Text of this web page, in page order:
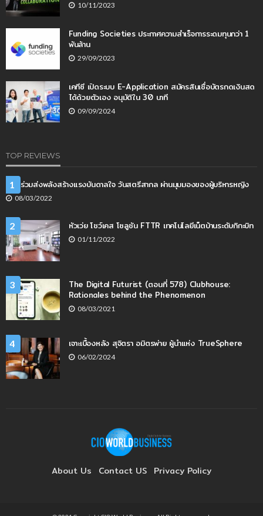
10/11/2023
Funding Societies ประกาศความสำเร็จการระดมทุนกว่า 1
พันล้าน
29/09/2023
เคทีซี เปิดระบบ E-Application สมัครสินเชื่อบัตรกดเงินสด
ได้ด้วยตัวเอง อนุมัติใน 30 นาที
09/09/2024
TOP REVIEWS
1
AIS ร่วมส่งพลังสร้างแรงบันดาลใจ วันสตรีสากล ผ่านมุมมองของผู้บริหารหญิง
08/03/2022
2 หัวเว่ย โชว์เคส โซลูชัน FTTR เทคโนโลยีเน็ตบ้านระดับกิกะบิท
01/11/2022
3
The Digital Futurist (ตอนที่ 578) Clubhouse:
Rationales behind the Phenomenon
08/03/2021
4 เจาะเบื้องหลัง สุจิตรา อมิตรพ่าย ผู้นำแห่ง TrueSphere
06/02/2024
About Us Contact US Privacy Policy